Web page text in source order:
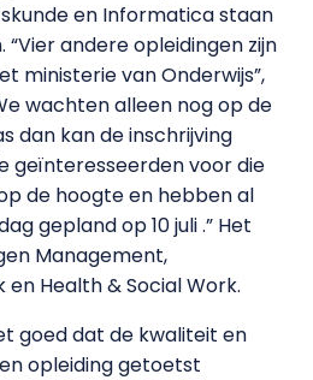
en Informatica staan
andere opleidingen zijn
ministerie van Onderwijs”,
wachten alleen nog op de
dan kan de inschrijving
geïnteresseerden voor die
de hoogte en hebben al
gepland op 10 juli .” Het
Management,
en Health & Social Work.
goed dat de kwaliteit en
opleiding getoetst